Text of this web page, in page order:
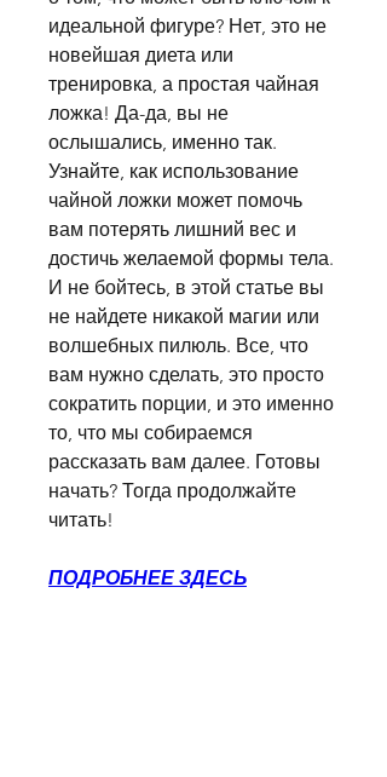
идеальной фигуре? Нет, это не
новейшая диета или
тренировка, а простая чайная
ложка! Да-да, вы не
ослышались, именно так.
Узнайте, как использование
чайной ложки может помочь
вам потерять лишний вес и
достичь желаемой формы тела.
И не бойтесь, в этой статье вы
не найдете никакой магии или
волшебных пилюль. Все, что
вам нужно сделать, это просто
сократить порции, и это именно
то, что мы собираемся
рассказать вам далее. Готовы
начать? Тогда продолжайте
читать!
ПОДРОБНЕЕ ЗДЕСЬ